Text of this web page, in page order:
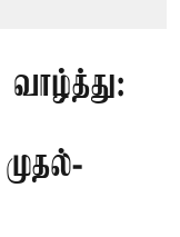
வாழ்த்து: